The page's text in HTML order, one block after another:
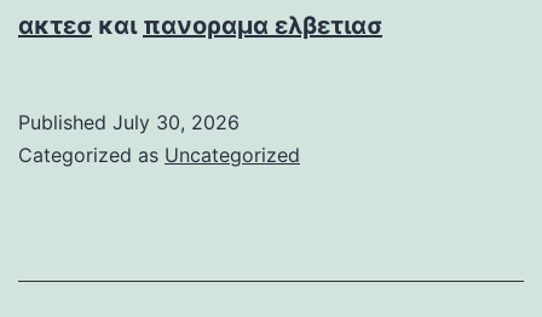
ακτεσ και πανοραμα ελβετιασ
Published July 30, 2026
Categorized as Uncategorized